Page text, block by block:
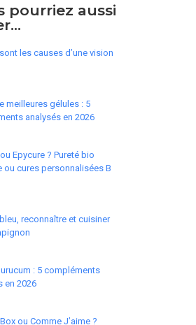
pourriez aussi
les causes d’une vision
meilleures gélules : 5
analysés en 2026
Epycure ? Pureté bio
ou cures personnalisées B
reconnaître et cuisiner
: 5 compléments
en 2026
ou Comme J’aime ?